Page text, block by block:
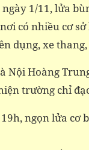
1/11, lửa
có nhiều cơ
dụng, xe
Nội Hoàng
trường chỉ
ngọn lửa cơ